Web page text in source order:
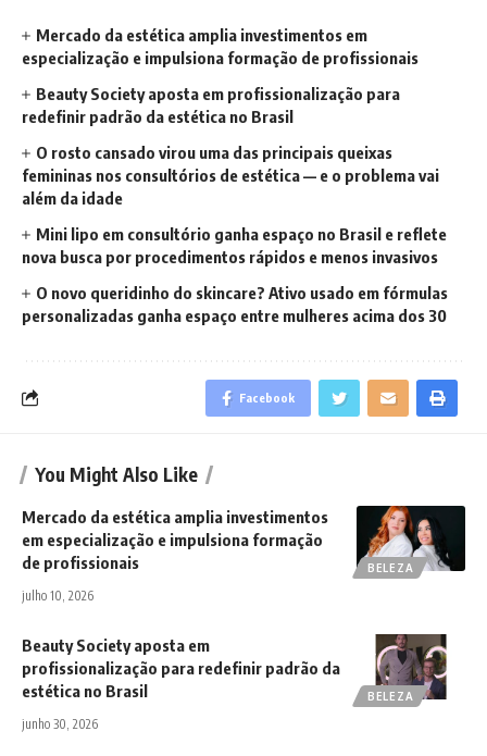
Mercado da estética amplia investimentos em
especialização e impulsiona formação de profissionais
Beauty Society aposta em profissionalização para
redefinir padrão da estética no Brasil
O rosto cansado virou uma das principais queixas
femininas nos consultórios de estética — e o problema vai
além da idade
Mini lipo em consultório ganha espaço no Brasil e reflete
nova busca por procedimentos rápidos e menos invasivos
O novo queridinho do skincare? Ativo usado em fórmulas
personalizadas ganha espaço entre mulheres acima dos 30
Facebook
You Might Also Like
BELEZA
Mercado da estética amplia investimentos
em especialização e impulsiona formação
de profissionais
julho 10, 2026
BELEZA
Beauty Society aposta em
profissionalização para redefinir padrão da
estética no Brasil
junho 30, 2026